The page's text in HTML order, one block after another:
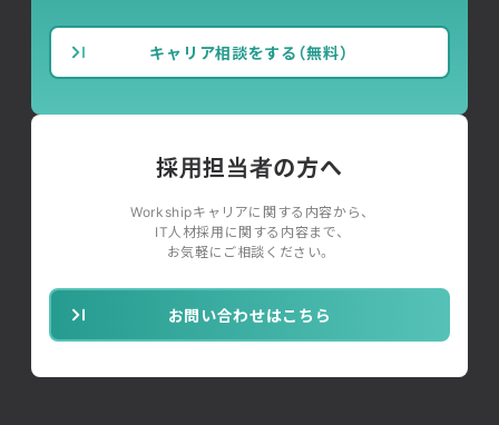
キャリア相談をする（無料）
採用担当者の方へ
Workshipキャリアに関する内容から、
IT人材採用に関する内容まで、
お気軽にご相談ください。
お問い合わせはこちら